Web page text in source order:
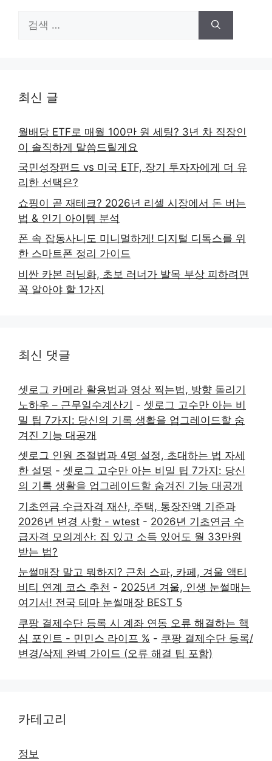
색:
최신 글
월배당 ETF로 매월 100만 원 세팅? 3년 차 직장인
이 솔직하게 말씀드릴게요
국민성장펀드 vs 미국 ETF, 장기 투자자에게 더 유
리한 선택은?
쇼핑이 곧 재테크? 2026년 리셀 시장에서 돈 버는
법 & 인기 아이템 분석
폰 속 잡동사니도 미니멀하게! 디지털 디톡스를 위
한 스마트폰 정리 가이드
비싼 카본 러닝화, 초보 러너가 발목 부상 피하려면
꼭 알아야 할 1가지
최신 댓글
셋로그 카메라 활용법과 영상 찍는법, 방향 돌리기
노하우 – 근무일수계산기 - 셋로그 고수만 아는 비
밀 팁 7가지: 당신의 기록 생활을 업그레이드할 숨
겨진 기능 대공개
셋로그 인원 조절법과 4명 설정, 초대하는 법 자세
한 설명 - 셋로그 고수만 아는 비밀 팁 7가지: 당신
의 기록 생활을 업그레이드할 숨겨진 기능 대공개
기초연금 수급자격 재산, 주택, 통장잔액 기준과
2026년 변경 사항 - wtest - 2026년 기초연금 수
급자격 모의계산: 집 있고 소득 있어도 월 33만원
받는 법?
눈썰매장 말고 뭐하지? 근처 스파, 카페, 겨울 액티
비티 연계 코스 추천 - 2025년 겨울, 인생 눈썰매는
여기서! 전국 테마 눈썰매장 BEST 5
쿠팡 결제수단 등록 시 계좌 연동 오류 해결하는 핵
심 포인트 - 민민스 라이프 % - 쿠팡 결제수단 등록/
변경/삭제 완벽 가이드 (오류 해결 팁 포함)
카테고리
정보